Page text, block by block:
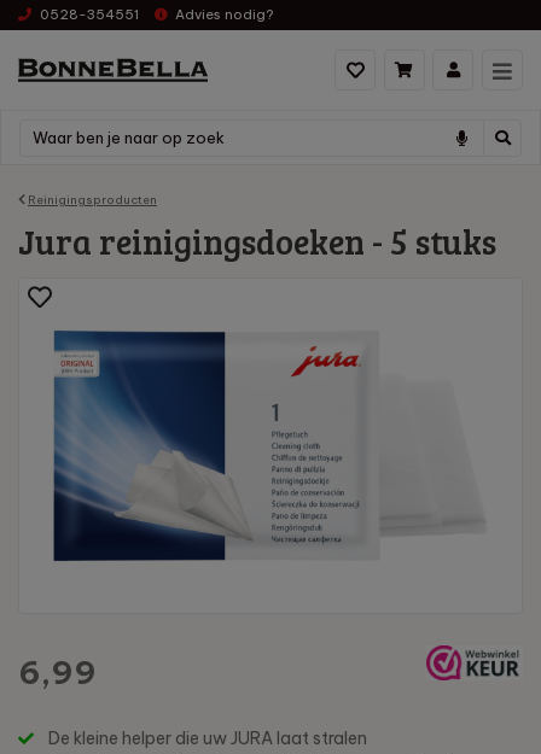
0528-354551 Advies nodig?
Reinigingsproducten
Jura reinigingsdoeken - 5 stuks
De kleine helper die uw JURA laat stralen
6,99